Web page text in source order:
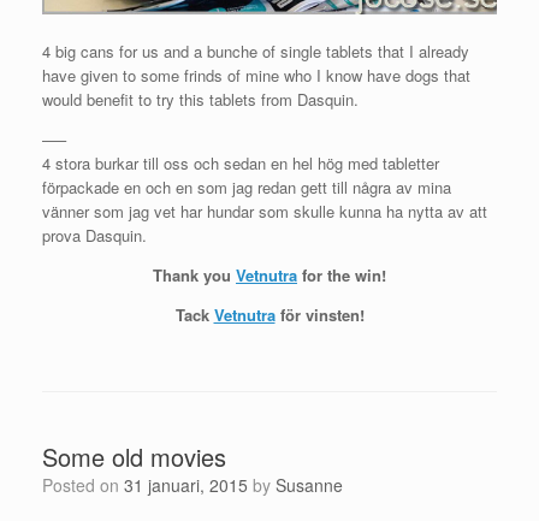
4 big cans for us and a bunche of single tablets that I already
have given to some frinds of mine who I know have dogs that
would benefit to try this tablets from Dasquin.
—–
4 stora burkar till oss och sedan en hel hög med tabletter
förpackade en och en som jag redan gett till några av mina
vänner som jag vet har hundar som skulle kunna ha nytta av att
prova Dasquin.
Thank you Vetnutra for the win!
Tack Vetnutraför vinsten!
Some old movies
Posted on 31 januari, 2015 by Susanne